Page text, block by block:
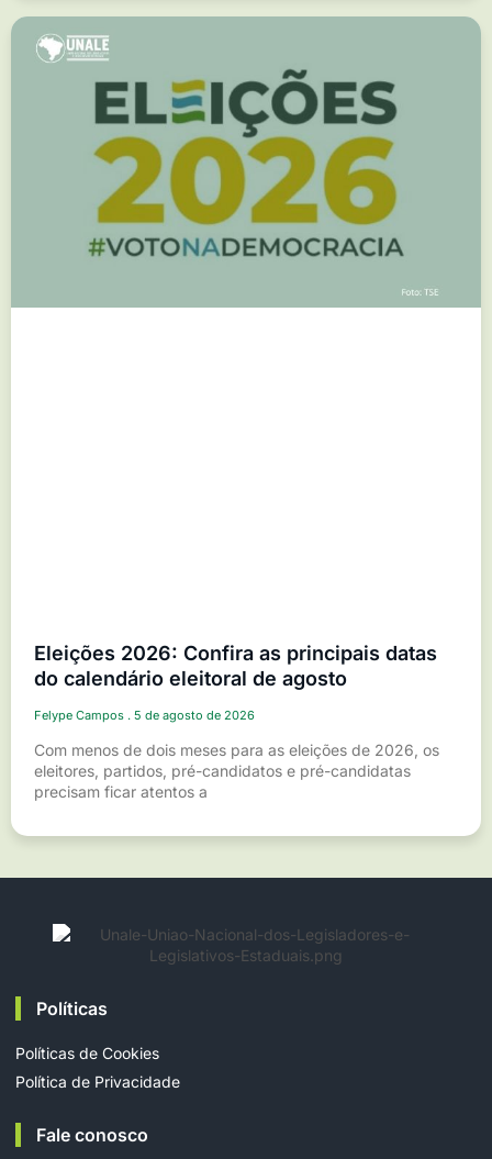
Eleições 2026: Confira as principais datas
do calendário eleitoral de agosto
Felype Campos 5 de agosto de 2026
Com menos de dois meses para as eleições de 2026, os
eleitores, partidos, pré-candidatos e pré-candidatas
precisam ficar atentos a
Políticas
Políticas de Cookies
Política de Privacidade
Fale conosco